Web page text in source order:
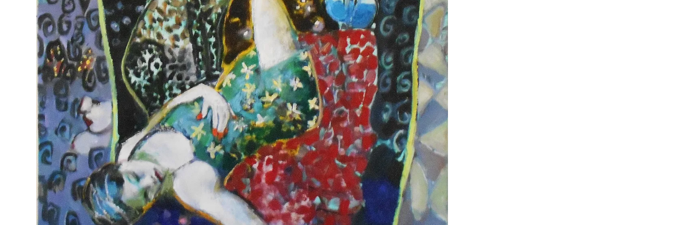
Συγγραφέας: Ασπασία Σιγάλα
Ο κήπος της Μάγιας